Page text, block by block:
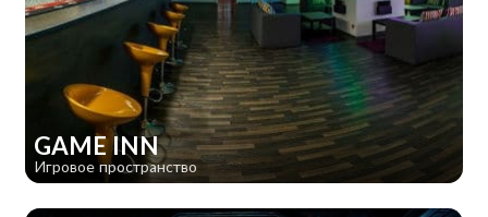
GAME INN
Игровое пространство